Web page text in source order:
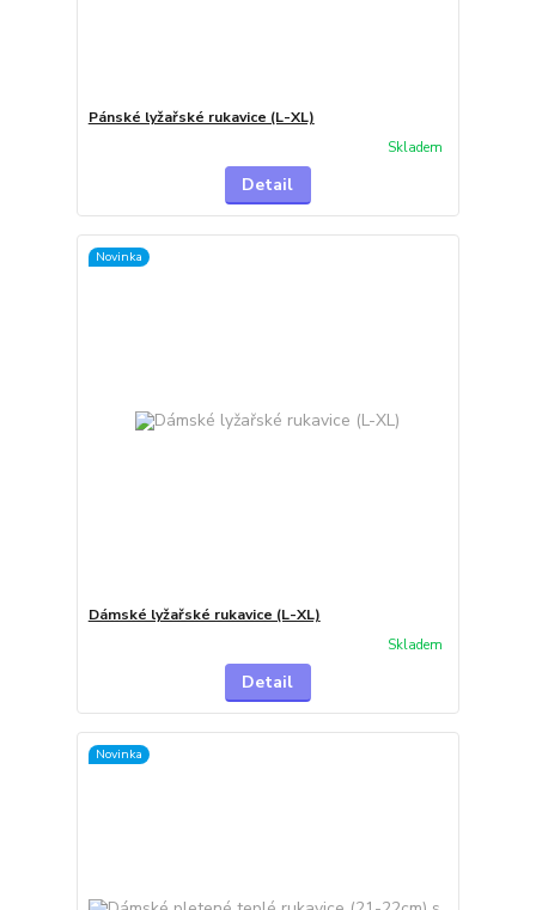
Pánské lyžařské rukavice (L-XL)
Skladem
Detail
Novinka
Dámské lyžařské rukavice (L-XL)
Skladem
Detail
Novinka